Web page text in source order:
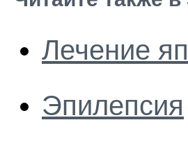
Лечение
Эпилепсия